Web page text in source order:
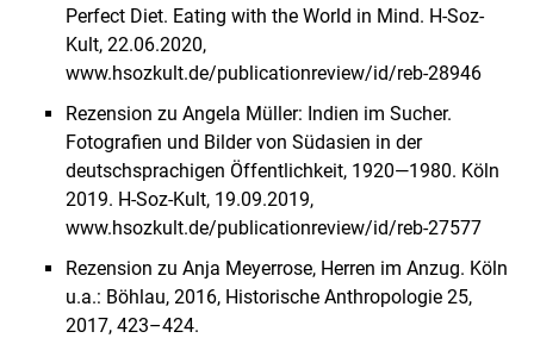
Perfect Diet. Eating with the World in Mind. H-Soz-
Kult, 22.06.2020,
www.hsozkult.de/publicationreview/id/reb-28946
Rezension zu Angela Müller: Indien im Sucher.
Fotografien und Bilder von Südasien in der
deutschsprachigen Öffentlichkeit, 1920—1980. Köln
2019. H-Soz-Kult, 19.09.2019,
www.hsozkult.de/publicationreview/id/reb-27577
Rezension zu Anja Meyerrose, Herren im Anzug. Köln
u.a.: Böhlau, 2016, Historische Anthropologie 25,
2017, 423–424.